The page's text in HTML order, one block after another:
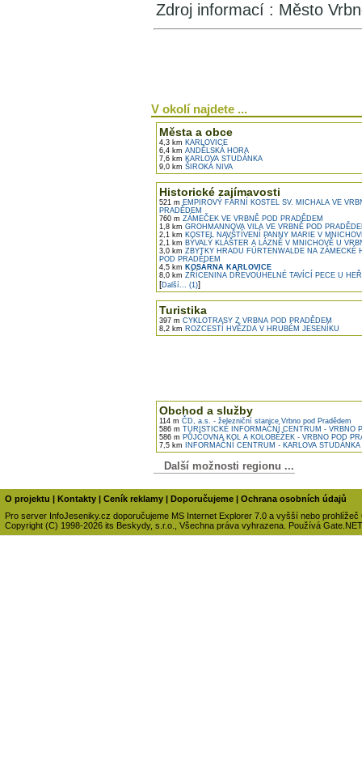
Zdroj informací : Město
V okolí najdete ...
Města a obce
4,3 km KARLOVICE
6,4 km ANDĚLSKÁ HORA
7,6 km KARLOVA STUDÁNKA
9,0 km ŠIROKÁ NIVA
Historické zajímavosti
521 m EMPIROVÝ FARNÍ KOSTEL SV. MICHALA VE
PRADĚDEM
760 m ZÁMEČEK VE VRBNĚ POD PRADĚDEM
1,8 km GROHMANNOVA VILA VE VRBNĚ POD
2,1 km KOSTEL NAVŠTÍVENÍ PANNY MARIE V
2,1 km BÝVALÝ KLÁŠTER A LÁZNĚ V MNICHOVĚ U
3,0 km ZBYTKY HRADU FÜRTENWALDE NA ZÁMECKÉ
POD PRADĚDEM
4,5 km KOSÁRNA KARLOVICE
8,0 km ZŘÍCENINA DŘEVOÚHELNÉ TAVÍCÍ PECE U
[Další... (1)]
Turistika
397 m CYKLOTRASY Z VRBNA POD PRADĚDEM
8,2 km ROZCESTÍ HVĚZDA V HRUBÉM JESENÍKU
Obchod a služby
114 m ČD, a.s. - železniční stanice Vrbno pod Pradědem
586 m TURISTICKÉ INFORMAČNÍ CENTRUM - VRBNO
586 m PŮJČOVNA KOL A KOLOBĚŽEK - VRBNO POD
7,5 km INFORMAČNÍ CENTRUM - KARLOVA STUDÁNKA
Další možnosti regionu ...
O projektu | Kontakty | Ceník reklamy | Doporučujeme | Ochrana osobních údajů
Pro server InfoJeseniky.cz doporučujeme MS Internet Explorer 7.0 a vyšší nebo prohlížeč
Copyright (C) 1998-2026 its Beskydy, s.r.o., Všechna práva vyhrazena. Používá